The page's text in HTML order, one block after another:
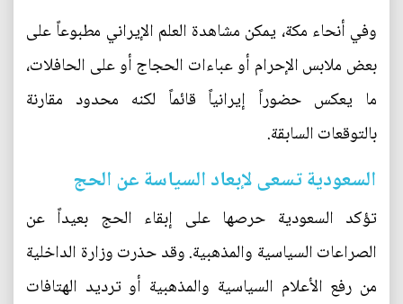
وفي أنحاء مكة، يمكن مشاهدة العلم الإيراني مطبوعاً على
بعض ملابس الإحرام أو عباءات الحجاج أو على الحافلات،
ما يعكس حضوراً إيرانياً قائماً لكنه محدود مقارنة
بالتوقعات السابقة.
السعودية تسعى لإبعاد السياسة عن الحج
تؤكد السعودية حرصها على إبقاء الحج بعيداً عن
الصراعات السياسية والمذهبية. وقد حذرت وزارة الداخلية
من رفع الأعلام السياسية والمذهبية أو ترديد الهتافات